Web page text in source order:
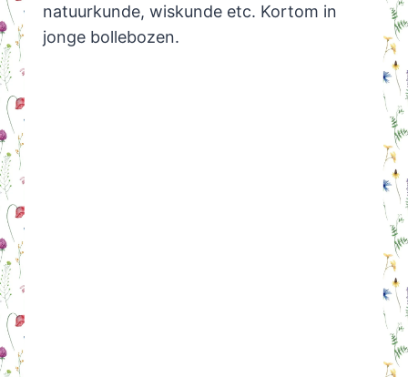
natuurkunde, wiskunde etc. Kortom in
jonge bollebozen.